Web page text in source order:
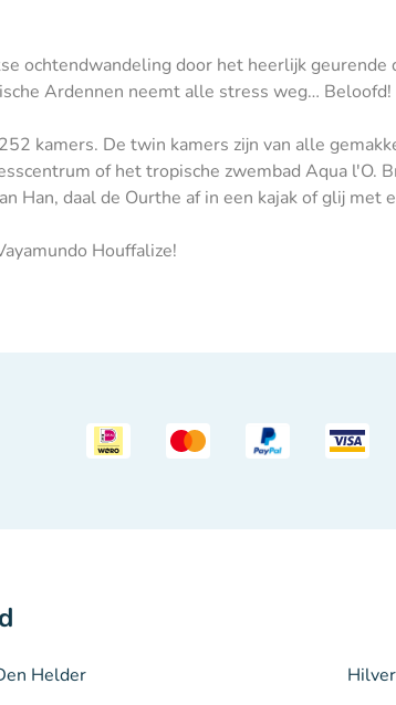
ochtendwandeling door het heerlijk
Ardennen neemt alle stress weg… Beloofd!
kamers. De twin kamers zijn van alle
of het tropische zwembad Aqua l'O.
Han, daal de Ourthe af in een kajak of glij
Houffalize!
Helder